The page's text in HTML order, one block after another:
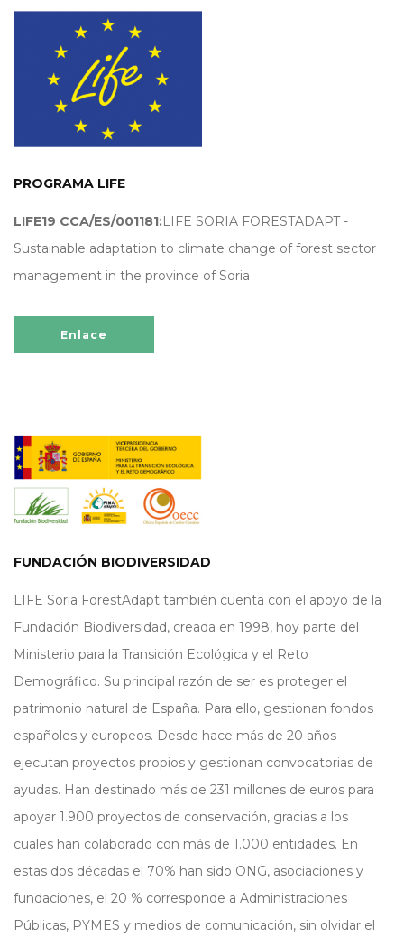
PROGRAMA LIFE
LIFE19 CCA/ES/001181:LIFE SORIA FORESTADAPT -
Sustainable adaptation to climate change of forest sector
management in the province of Soria
Enlace
FUNDACIÓN BIODIVERSIDAD
LIFE Soria ForestAdapt también cuenta con el apoyo de la
Fundación Biodiversidad, creada en 1998, hoy parte del
Ministerio para la Transición Ecológica y el Reto
Demográfico. Su principal razón de ser es proteger el
patrimonio natural de España. Para ello, gestionan fondos
españoles y europeos. Desde hace más de 20 años
ejecutan proyectos propios y gestionan convocatorias de
ayudas. Han destinado más de 231 millones de euros para
apoyar 1.900 proyectos de conservación, gracias a los
cuales han colaborado con más de 1.000 entidades. En
estas dos décadas el 70% han sido ONG, asociaciones y
fundaciones, el 20 % corresponde a Administraciones
Públicas, PYMES y medios de comunicación, sin olvidar el